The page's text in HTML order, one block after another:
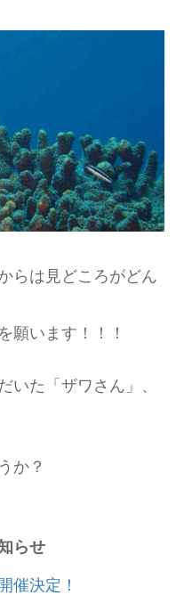
らは見どころがどん
願います！！！
た「ザワさん」、
か？
らせ
催決定！